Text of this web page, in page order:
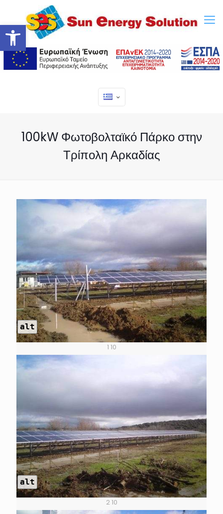
Ανοίξτε τη γραμμή εργαλείων
100kW Φωτοβολταϊκό Πάρκο στην
Τρίπολη Αρκαδίας
alt
1 10
alt
2 10